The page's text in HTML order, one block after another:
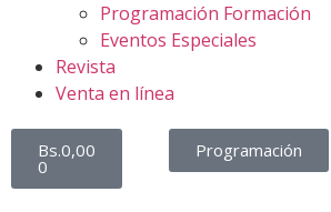
Programación Formación
Eventos Especiales
Revista
Venta en línea
Programación
Bs.0,00
0